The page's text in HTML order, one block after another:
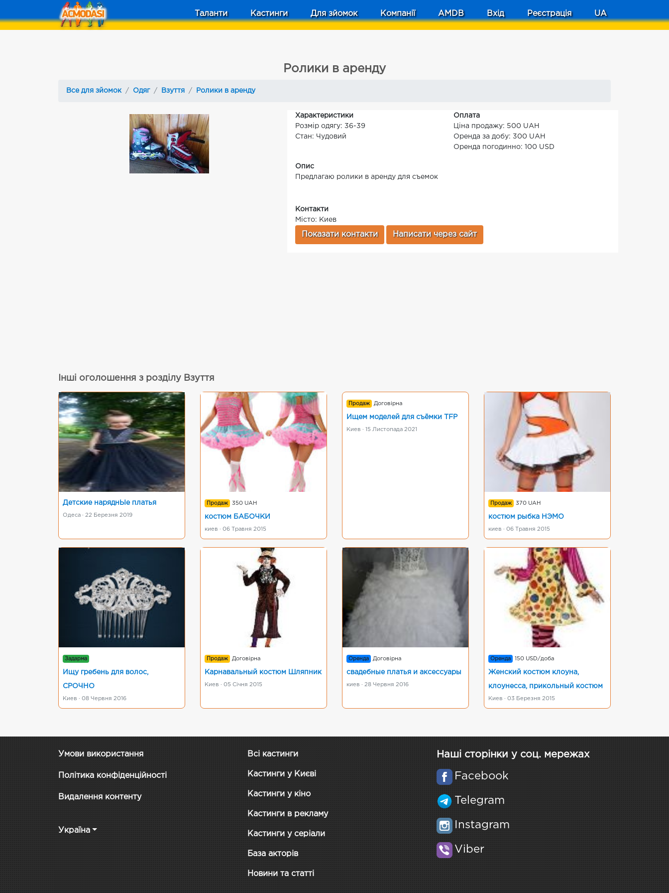
Таланти Кастинги Для зйомок Компанії AMDB Вхід Реєстрація UA
Ролики в аренду
Все для зйомок Одяг Взуття Ролики в аренду
Характеристики
Розмір одягу: 36-39
Стан: Чудовий
Оплата
Ціна продажу: 500 UAH
Оренда за добу: 300 UAH
Оренда погодинно: 100 USD
Опис
Предлагаю ролики в аренду для съемок
Контакти
Місто: Киев
Показати контакти Написати через сайт
Інші оголошення з розділу Взуття
Детские наряднЬІе платья
Одеса · 22 Березня 2019
Продаж 350 UAH
костюм БАБОЧКИ
киев · 06 Травня 2015
Продаж Договірна
Ищем моделей для съёмки TFP
Киев · 15 Листопада 2021
Продаж 370 UAH
костюм рыбка НЭМО
киев · 06 Травня 2015
Задарма
Ищу гребень для волос,
СРОЧНО
Киев · 08 Червня 2016
Продаж Договірна
Карнавальный костюм Шляпник
Киев · 05 Січня 2015
Оренда Договірна
свадебные платья и аксессуары
киев · 28 Червня 2016
Оренда 150 USD/доба
Женский костюм клоуна,
клоунесса, прикольный костюм
Киев · 03 Березня 2015
Умови використання
Політика конфіденційності
Видалення контенту
Україна
Всі кастинги
Кастинги у Києві
Кастинги у кіно
Кастинги в рекламу
Кастинги у серіали
База акторів
Новини та статті
Наші сторінки у соц. мережах
Facebook
Telegram
Instagram
Viber